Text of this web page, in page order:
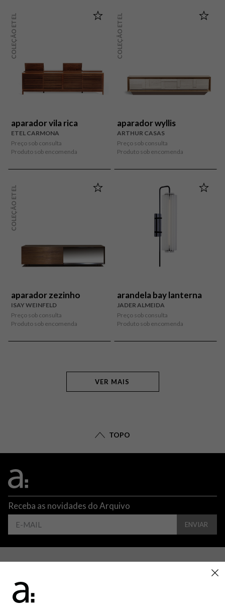
COLEÇÃO ETEL
aparador vila rica
ETEL CARMONA
Preço sob consulta
Produto sob encomenda
COLEÇÃO ETEL
aparador wyllis
ARTHUR CASAS
Preço sob consulta
Produto sob encomenda
COLEÇÃO ETEL
aparador zezinho
ISAY WEINFELD
Preço sob consulta
Produto sob encomenda
arandela bay lanterna
JADER ALMEIDA
Preço sob consulta
Produto sob encomenda
VER MAIS
TOPO
Receba as novidades do Arquivo
ENVIAR
CONTATO
ATENDIMENTO
SUPORTE